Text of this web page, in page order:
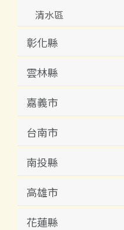
清水區
彰化縣
雲林縣
嘉義市
台南市
南投縣
高雄市
花蓮縣